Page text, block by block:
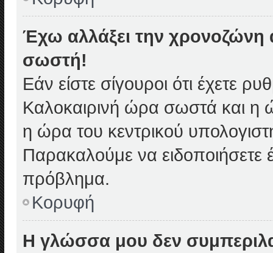
Έχω αλλάξει την χρονοζώνη
σωστή!
Εάν είστε σίγουροι ότι έχετε
Καλοκαιρινή ώρα σωστά και η
η ώρα του κεντρικού
Παρακαλούμε να ειδοποιήσετε
πρόβλημα.
Κορυφή
Η γλώσσα μου δεν